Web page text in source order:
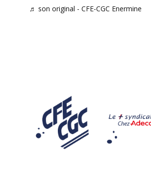
♬ son original - CFE-CGC Enermine